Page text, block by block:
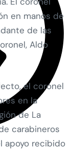
en manos de
de las
Aldo
el coronel
en la
de La
carabineros
apoyo recibido